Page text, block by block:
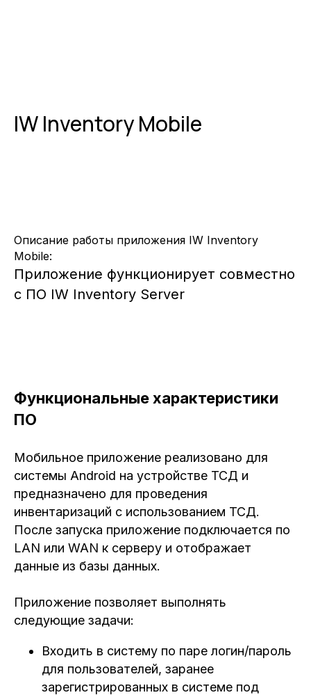
IW Inventory Mobile
Описание работы приложения IW Inventory
Mobile:
Приложение функционирует совместно
с ПО IW Inventory Server
Функциональные характеристики
ПО
Мобильное приложение реализовано для
системы Android на устройстве ТСД и
предназначено для проведения
инвентаризаций с использованием ТСД.
После запуска приложение подключается по
LAN или WAN к серверу и отображает
данные из базы данных.
Приложение позволяет выполнять
следующие задачи:
Входить в систему по паре логин/пароль
для пользователей, заранее
зарегистрированных в системе под